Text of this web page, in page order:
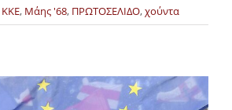
ΚΚΕ, Μάης '68, ΠΡΩΤΟΣΕΛΙΔΟ,χούντα